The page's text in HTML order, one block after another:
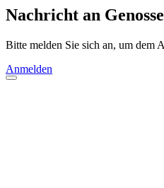
Nachricht an
Bitte melden Sie sich an, um dem
Anmelden